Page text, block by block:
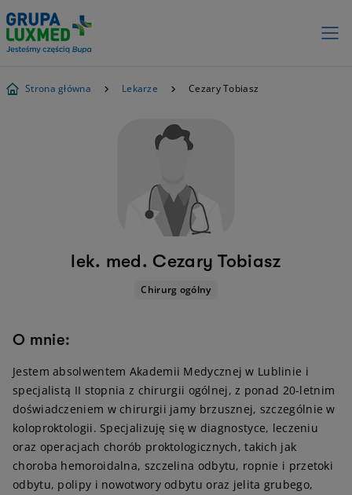
Strona główna Lekarze Cezary Tobiasz
lek. med. Cezary Tobiasz
Chirurg ogólny
O mnie:
Jestem absolwentem Akademii Medycznej w Lublinie i
specjalistą II stopnia z chirurgii ogólnej, z ponad 20-letnim
doświadczeniem w chirurgii jamy brzusznej, szczególnie w
koloproktologii. Specjalizuję się w diagnostyce, leczeniu
oraz operacjach chorób proktologicznych, takich jak
choroba hemoroidalna, szczelina odbytu, ropnie i przetoki
odbytu, polipy i nowotwory odbytu oraz jelita grubego,